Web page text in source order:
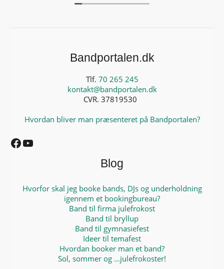
Bandportalen.dk
Tlf. 70 265 245
kontakt@bandportalen.dk
CVR. 37819530
Hvordan bliver man præsenteret på Bandportalen?
Facebook
Blog
Hvorfor skal jeg booke bands, DJs og underholdning
igennem et bookingbureau?
Band til firma julefrokost
Band til bryllup
Band til gymnasiefest
Ideer til temafest
Hvordan booker man et band?
Sol, sommer og …julefrokoster!